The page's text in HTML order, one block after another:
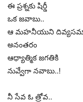
ఈ ప్రశ్నకు షిర్డీ
ఒక జవాబు..
ఆ మహనీయుని
అనంతరం
ఆధ్యాత్మిక జగతికి
నువ్వేగా నవాబు..!
నీ సేవ ఓ త్రోవ..